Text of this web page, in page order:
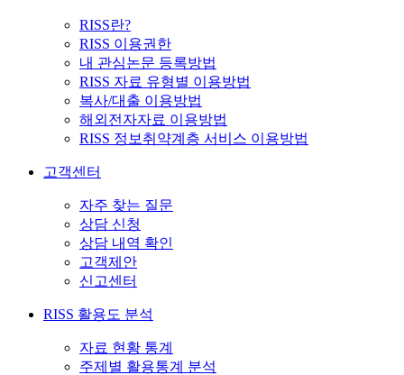
RISS란?
RISS 이용권한
내 관심논문 등록방법
RISS 자료 유형별 이용방법
복사/대출 이용방법
해외전자자료 이용방법
RISS 정보취약계층 서비스 이용방법
고객센터
자주 찾는 질문
상담 신청
상담 내역 확인
고객제안
신고센터
RISS 활용도 분석
자료 현황 통계
주제별 활용통계 분석